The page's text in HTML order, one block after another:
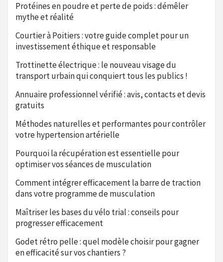
Protéines en poudre et perte de poids : démêler
mythe et réalité
Courtier à Poitiers : votre guide complet pour un
investissement éthique et responsable
Trottinette électrique : le nouveau visage du
transport urbain qui conquiert tous les publics !
Annuaire professionnel vérifié : avis, contacts et devis
gratuits
Méthodes naturelles et performantes pour contrôler
votre hypertension artérielle
Pourquoi la récupération est essentielle pour
optimiser vos séances de musculation
Comment intégrer efficacement la barre de traction
dans votre programme de musculation
Maîtriser les bases du vélo trial : conseils pour
progresser efficacement
Godet rétro pelle : quel modèle choisir pour gagner
en efficacité sur vos chantiers ?